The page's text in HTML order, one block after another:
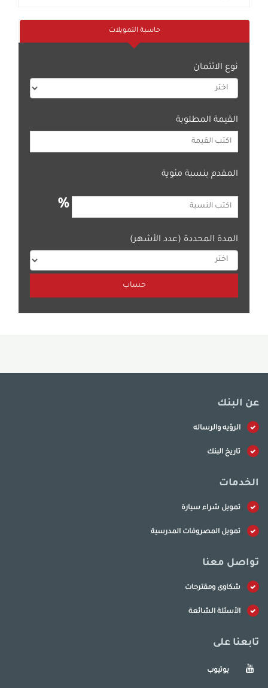
حاسبة التمويلات
نوع الائتمان
القيمة المطلوبة
المقدم بنسبة مئوية
%
المدة المحددة (عدد الأشهر)
عن البنك
الرؤيه والرساله
تاريخ البنك
الخدمات
تمويل شراء سيارة
تمويل المصروفات المدرسية
تواصل معنا
شكاوى ومقترحات
الأسئلة الشائعة
تابعنا على
يوتيوب